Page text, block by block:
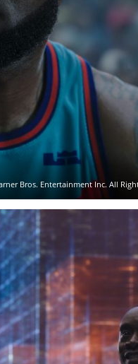
Bros. Entertainment Inc. All